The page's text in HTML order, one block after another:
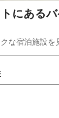
にある
な宿泊施設を
れたら、上下